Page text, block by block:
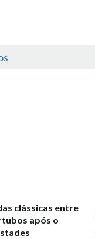
clássicas entre
após o